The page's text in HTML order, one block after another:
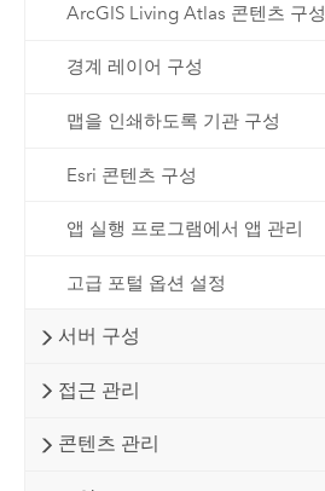
ArcGIS Living Atlas 콘텐츠 구성
경계 레이어 구성
맵을 인쇄하도록 기관 구성
Esri 콘텐츠 구성
앱 실행 프로그램에서 앱 관리
고급 포털 옵션 설정
서버 구성
접근 관리
콘텐츠 관리